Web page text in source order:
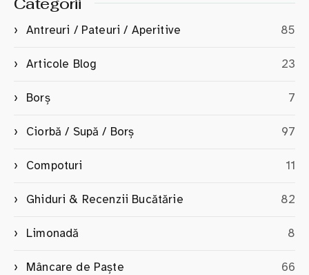
Antreuri / Pateuri / Aperitive 85
Articole Blog 23
Borș 7
Ciorbă / Supă / Borș 97
Compoturi 11
Ghiduri & Recenzii Bucătărie 82
Limonadă 8
Mâncare de Paște 66